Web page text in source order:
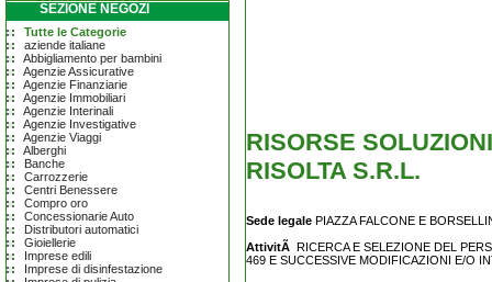
SEZIONE NEGOZI
Tutte le Categorie
aziende italiane
Abbigliamento per bambini
Agenzie Assicurative
Agenzie Finanziarie
Agenzie Immobiliari
Agenzie Interinali
Agenzie Investigative
Agenzie Viaggi
Alberghi
Banche
Carrozzerie
Centri Benessere
Compro oro
Concessionarie Auto
Distributori automatici
Gioiellerie
Imprese edili
Imprese di disinfestazione
RISORSE
RISOLTA S.R.L.
Sede legale PIAZZA FALCONE E
AttivitÃ
RICERCA E SELEZIONE DEL
469 E SUCCESSIVE MODIFICAZIONI E/O